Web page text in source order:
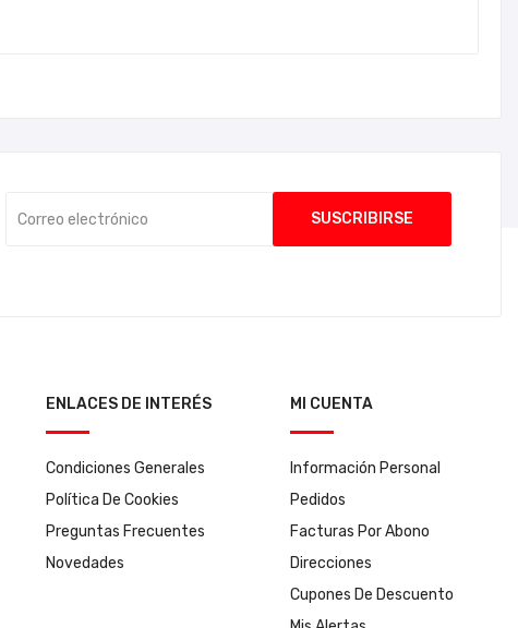
ENLACES DE INTERÉS
Condiciones Generales
Política De Cookies
Preguntas Frecuentes
Novedades
MI CUENTA
Información Personal
Pedidos
Facturas Por Abono
Direcciones
Cupones De Descuento